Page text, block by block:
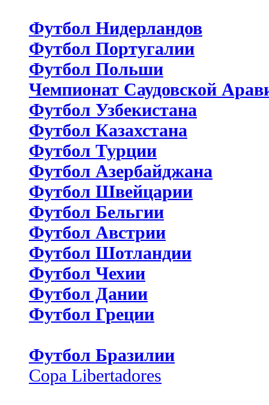
Футбол Нидерландов
Футбол Португалии
Футбол Польши
Чемпионат Саудовской
Футбол Узбекистана
Футбол Казахстана
Футбол Турции
Футбол Азербайджана
Футбол Швейцарии
Футбол Бельгии
Футбол Австрии
Футбол Шотландии
Футбол Чехии
Футбол Дании
Футбол Греции
Футбол Бразилии
Copa Libertadores